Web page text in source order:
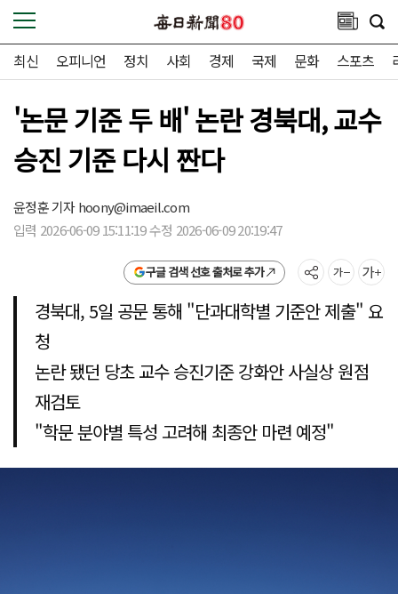
최신 오피니언 정치 사회 경제 국제 문화 스포츠
'논문 기준 두 배' 논란 경북대, 교수
승진 기준 다시 짠다
윤정훈 기자hoony@imaeil.com
입력 2026-06-09 15:11:19 수정 2026-06-09 20:19:47
구글 검색 선호 출처로 추가
경북대, 5일 공문 통해 "단과대학별 기준안 제출" 요
청
논란 됐던 당초 교수 승진기준 강화안 사실상 원점
재검토
"학문 분야별 특성 고려해 최종안 마련 예정"